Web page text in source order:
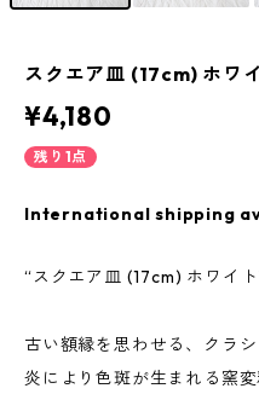
スクエア皿 (17cm) ホワ
¥4,180
残り1点
International shipping
“スクエア皿 (17cm) ホワイ
古い額縁を思わせる、クラシ
炎により色斑が生まれる窯